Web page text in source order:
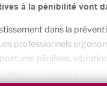
à la pénibilité vont
dans la
professionnels
pénibles,